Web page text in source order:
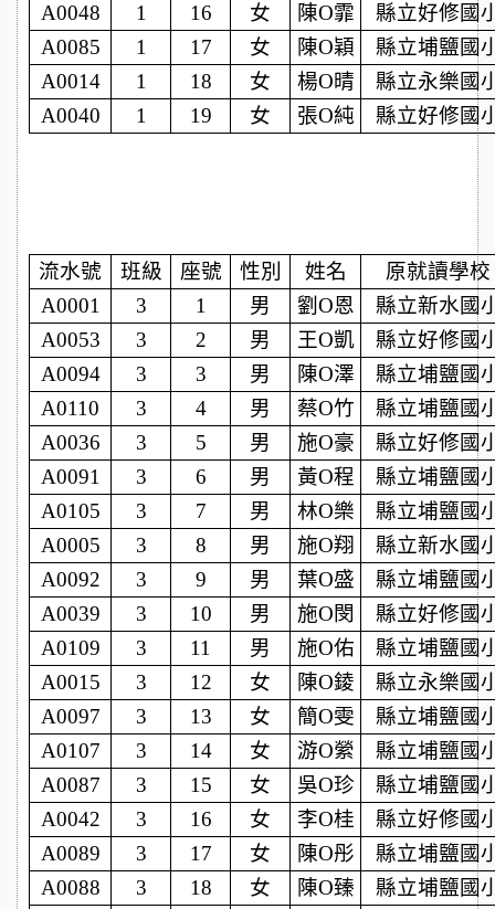
A0048
1 16 女 陳O霏
縣立好修國
A0085
1 17 女 陳O穎
縣立埔鹽國
A0014
1 18 女 楊O晴
縣立永樂國
A0040
1 19 女 張O純 縣立好修國
流水號 班級 座號 性別 姓名
原就讀學校
A0001
3 1 男 劉O恩
縣立新水國
A0053
3 2 男 王O凱
縣立好修國
A0094
3 3 男 陳O澤
縣立埔鹽國
A0110
3 4 男 蔡O竹
縣立埔鹽國
A0036
3 5 男 施O豪
縣立好修國
A0091
3 6 男 黃O程
縣立埔鹽國
A0105
3 7 男 林O樂
縣立埔鹽國
A0005
3 8 男 施O翔
縣立新水國
A0092
3 9 男 葉O盛
縣立埔鹽國
A0039
3 10 男 施O閔
縣立好修國
A0109
3 11 男 施O佑
縣立埔鹽國
A0015
3 12 女 陳O錂
縣立永樂國
A0097
3 13 女 簡O雯
縣立埔鹽國
A0107
3 14 女 游O縈
縣立埔鹽國
A0087
3 15 女 吳O珍
縣立埔鹽國
A0042
3 16 女 李O桂
縣立好修國
A0089
3 17 女 陳O彤
縣立埔鹽國
A0088
3 18 女 陳O臻
縣立埔鹽國